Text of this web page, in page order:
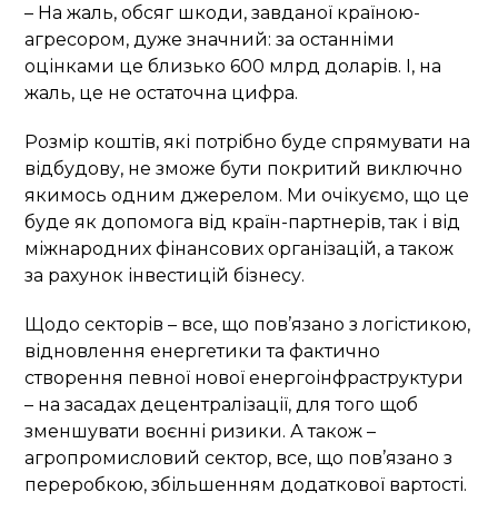
– На жаль, обсяг шкоди, завданої країною-
агресором, дуже значний: за останніми
оцінками це близько 600 млрд доларів. І, на
жаль, це не остаточна цифра.
Розмір коштів, які потрібно буде спрямувати на
відбудову, не зможе бути покритий виключно
якимось одним джерелом. Ми очікуємо, що це
буде як допомога від країн-партнерів, так і від
міжнародних фінансових організацій, а також
за рахунок інвестицій бізнесу.
Щодо секторів – все, що пов’язано з логістикою,
відновлення енергетики та фактично
створення певної нової енергоінфраструктури
– на засадах децентралізації, для того щоб
зменшувати воєнні ризики. А також –
агропромисловий сектор, все, що пов’язано з
переробкою, збільшенням додаткової вартості.